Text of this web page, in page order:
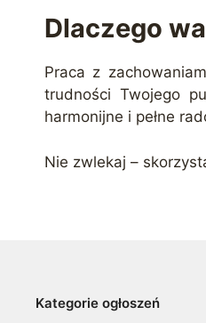
Dlaczego
Praca z
trudności Twojego
harmonijne i pełne
Nie zwlekaj –
Kategorie ogłoszeń